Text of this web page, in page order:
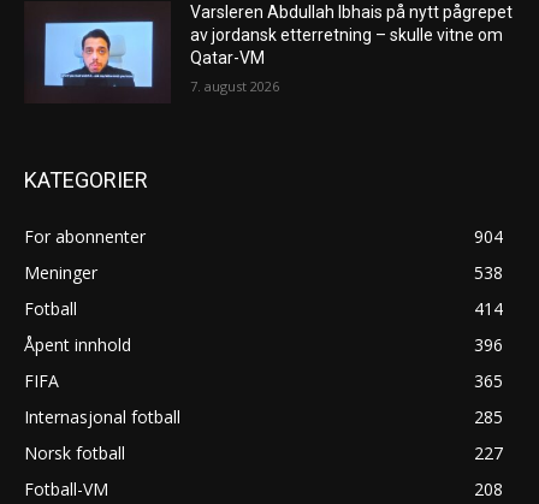
Varsleren Abdullah Ibhais på nytt pågrepet
av jordansk etterretning – skulle vitne om
Qatar-VM
7. august 2026
KATEGORIER
For abonnenter
904
Meninger
538
Fotball
414
Åpent innhold
396
FIFA
365
Internasjonal fotball
285
Norsk fotball
227
Fotball-VM
208